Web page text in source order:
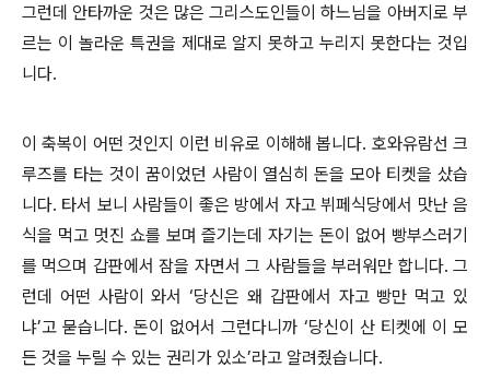
그런데 안타까운 것은 많은 그리스도인들이 하느님을 아버지로 부
르는 이 놀라운 특권을 제대로 알지 못하고 누리지 못한다는 것입
니다.
이 축복이 어떤 것인지 이런 비유로 이해해 봅니다. 호와유람선 크
루즈를 타는 것이 꿈이었던 사람이 열심히 돈을 모아 티켓을 샀습
니다. 타서 보니 사람들이 좋은 방에서 자고 뷔페식당에서 맛난 음
식을 먹고 멋진 쇼를 보며 즐기는데 자기는 돈이 없어 빵부스러기
를 먹으며 갑판에서 잠을 자면서 그 사람들을 부러워만 합니다. 그
런데 어떤 사람이 와서 ‘당신은 왜 갑판에서 자고 빵만 먹고 있
냐’고 묻습니다. 돈이 없어서 그런다니까 ‘당신이 산 티켓에 이 모
든 것을 누릴 수 있는 권리가 있소’라고 알려줬습니다.